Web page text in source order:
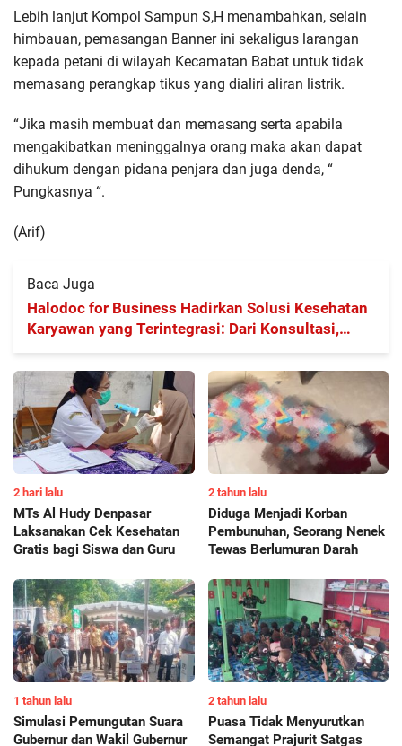
Lebih lanjut Kompol Sampun S,H menambahkan, selain
himbauan, pemasangan Banner ini sekaligus larangan
kepada petani di wilayah Kecamatan Babat untuk tidak
memasang perangkap tikus yang dialiri aliran listrik.
“Jika masih membuat dan memasang serta apabila
mengakibatkan meninggalnya orang maka akan dapat
dihukum dengan pidana penjara dan juga denda, “
Pungkasnya “.
(Arif)
Baca Juga
Halodoc for Business Hadirkan Solusi Kesehatan
Karyawan yang Terintegrasi: Dari Konsultasi,
2 hari lalu
MTs Al Hudy Denpasar
Laksanakan Cek Kesehatan
Gratis bagi Siswa dan Guru
2 tahun lalu
Diduga Menjadi Korban
Pembunuhan, Seorang Nenek
Tewas Berlumuran Darah
1 tahun lalu
Simulasi Pemungutan Suara
Gubernur dan Wakil Gubernur
2 tahun lalu
Puasa Tidak Menyurutkan
Semangat Prajurit Satgas